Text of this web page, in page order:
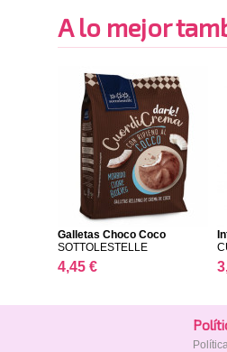
A lo mejor
Galletas Choco Coco
SOTTOLESTELLE
4,45 €